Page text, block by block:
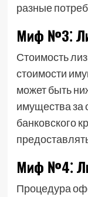
разные
Миф №3⁚
Стоимость
стоимости
может быть
имущества за
банковского
Миф №4⁚
Процедура